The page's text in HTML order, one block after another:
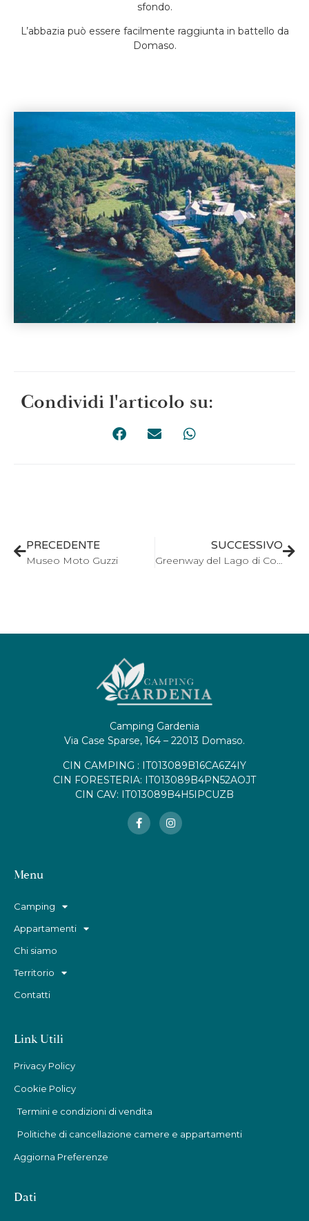
sfondo.
L’abbazia può essere facilmente raggiunta in battello da
Domaso.
Condividi l'articolo su:
PRECEDENTE
Museo Moto Guzzi
SUCCESSIVO
Greenway del Lago di Como
Camping Gardenia
Via Case Sparse, 164 – 22013 Domaso.
CIN CAMPING : IT013089B16CA6Z4IY
CIN FORESTERIA: IT013089B4PN52AOJT
CIN CAV: IT013089B4H5IPCUZB
Menu
Camping
Appartamenti
Chi siamo
Territorio
Contatti
Link Utili
Privacy Policy
Cookie Policy
Termini e condizioni di vendita
Politiche di cancellazione camere e appartamenti
Aggiorna Preferenze
Dati